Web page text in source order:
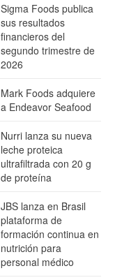
Sigma Foods publica
sus resultados
financieros del
segundo trimestre de
2026
Mark Foods adquiere
a Endeavor Seafood
Nurri lanza su nueva
leche proteica
ultrafiltrada con 20 g
de proteína
JBS lanza en Brasil
plataforma de
formación continua en
nutrición para
personal médico